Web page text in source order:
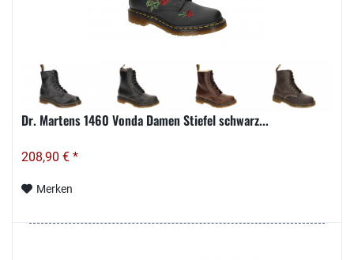
Dr. Martens 1460 Vonda Damen Stiefel schwarz...
208,90 € *
Merken